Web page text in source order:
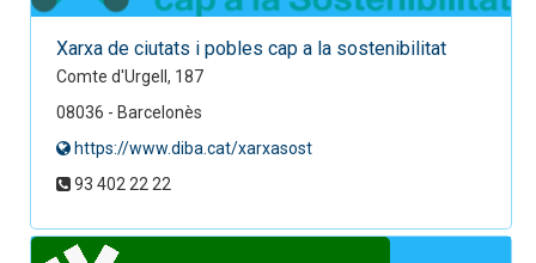
Xarxa de ciutats i pobles cap a la sostenibilitat
Comte d'Urgell, 187
08036 - Barcelonès
https://www.diba.cat/xarxasost
93 402 22 22